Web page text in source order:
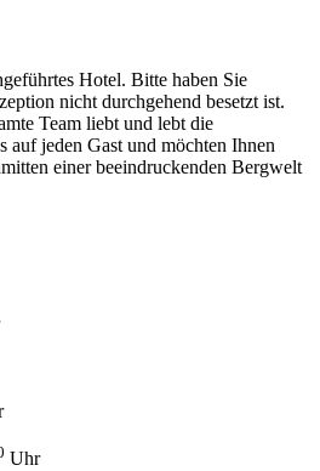
Hotel. Bitte haben Sie
nicht durchgehend besetzt ist.
Team liebt und lebt die
auf jeden Gast und möchten Ihnen
einer beeindruckenden Bergwelt
Uhr